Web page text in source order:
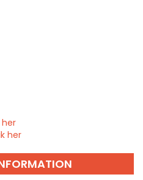
her
her